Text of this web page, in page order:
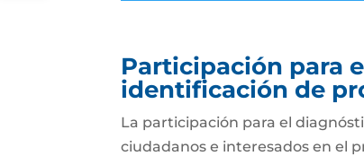
Participación para
identificación de
La participación para el
ciudadanos e interesados en el